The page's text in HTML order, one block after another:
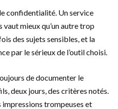
confidentialité. Un service
mieux qu’un autre trop
des sujets sensibles, et la
par le sérieux de l’outil choisi.
de documenter le
deux jours, des critères notés.
trompeuses et